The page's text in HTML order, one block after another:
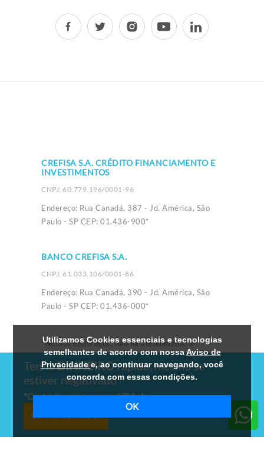
CREFISA S.A. CRÉDITO FINANCIAMENTO E
INVESTIMENTOS
CNPJ: 60.779.196/0001-96
Endereço: Rua Canadá, 387 - Jd. América, São
Paulo - SP CEP: 01.436-900*
BANCO CREFISA S.A.
CNPJ: 61.033.106/0001-86
Endereço: Rua Canadá, 390 - Jd. América, São
Paulo - SP CEP: 01.436-000*
*Nesses endereços, não há atendimento a
clientes. Encontre nossos Pontos de Atendimento
abaixo:
PONTOS DE ATENDIMENTO OLD
TenhaDINHEIROrápido, mesmo se
estiver negativado
*Contrate com responsabilidade
CONTRATE AGORA
Utilizamos Cookies essenciais e tecnologias
semelhantes de acordo com nossaAviso de
Privacidadee, ao continuar navegando, você
concorda com essas condições.
OK